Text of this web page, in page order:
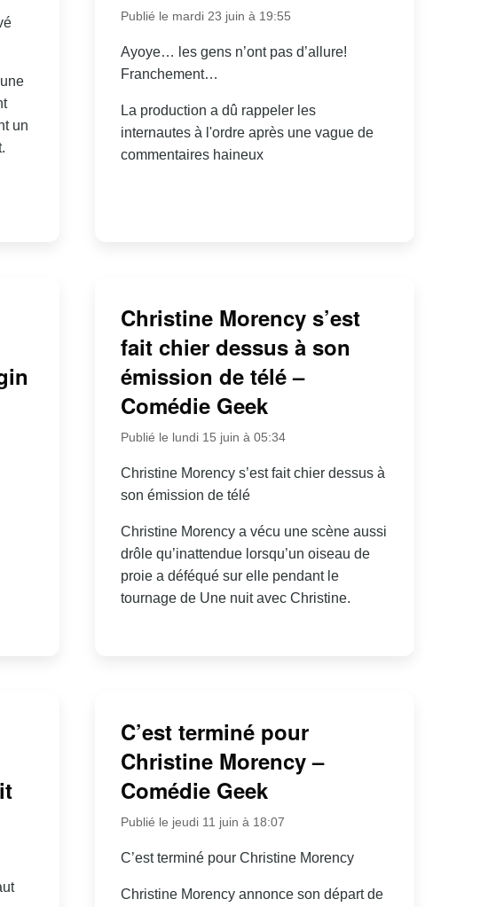
un
Publié le mardi 23 juin à 19:55
Ayoye… les gens n’ont pas d’allure!
Franchement…
La production a dû rappeler les
internautes à l'ordre après une vague de
commentaires haineux
Christine Morency s’est
fait chier dessus à son
émission de télé –
Comédie Geek
Publié le lundi 15 juin à 05:34
Christine Morency s’est fait chier dessus à
son émission de télé
Christine Morency a vécu une scène aussi
drôle qu’inattendue lorsqu’un oiseau de
proie a déféqué sur elle pendant le
tournage de Une nuit avec Christine.
C’est terminé pour
Christine Morency –
Comédie Geek
Publié le jeudi 11 juin à 18:07
C’est terminé pour Christine Morency
Christine Morency annonce son départ de